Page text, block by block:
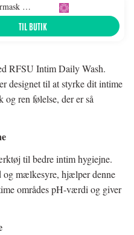
K18 Leave-In Molecular Repair Hårmask 50ml
TIL BUTIK
RFSU Intim Daily Wash.
designet til at styrke dit intime
og ren følelse, der er så
til bedre intim hygiejne.
mælkesyre, hjælper denne
områdes pH-værdi og giver